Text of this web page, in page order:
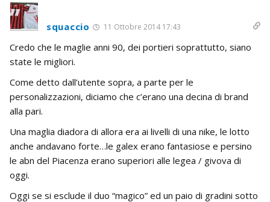
squaccio 11 Ottobre 2014 17:43
Credo che le maglie anni 90, dei portieri soprattutto, siano
state le migliori.
Come detto dall’utente sopra, a parte per le
personalizzazioni, diciamo che c’erano una decina di brand
alla pari.
Una maglia diadora di allora era ai livelli di una nike, le lotto
anche andavano forte…le galex erano fantasiose e persino
le abn del Piacenza erano superiori alle legea / givova di
oggi.
Oggi se si esclude il duo “magico” ed un paio di gradini sotto